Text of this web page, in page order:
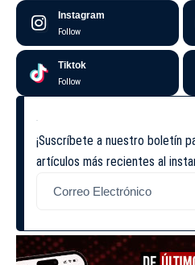
Instagram
Follow
Tiktok
Follow
¡Suscríbete a nuestro boletín
artículos más recientes al